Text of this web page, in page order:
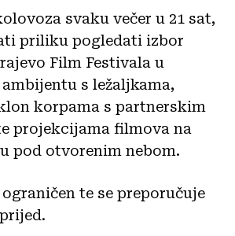
svaku večer u 21 sat,
priliku pogledati izbor
Film Festivala u
s ležaljkama,
korpama s partnerskim
projekcijama filmova na
pod otvorenim nebom.
te se preporučuje